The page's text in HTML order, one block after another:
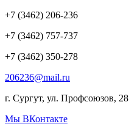
+7 (3462) 206-236
+7 (3462) 757-737
+7 (3462) 350-278
206236@mail.ru
г. Сургут, ул. Профсоюзов, 28
Мы ВКонтакте